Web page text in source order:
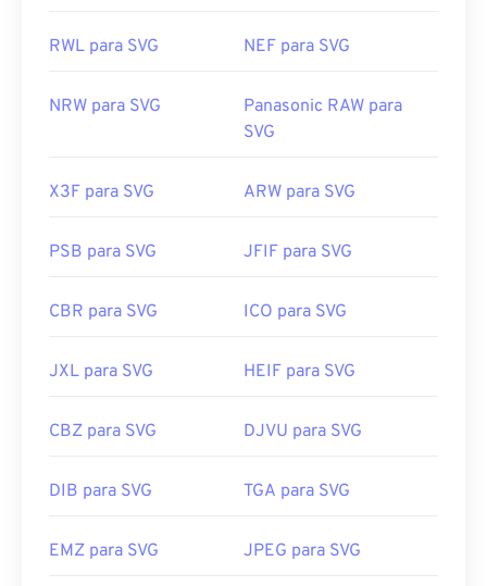
RWL para SVG NEF para SVG
NRW para SVG
Panasonic RAW para
SVG
X3F para SVG ARW para SVG
PSB para SVG JFIF para SVG
CBR para SVG ICO para SVG
JXL para SVG HEIF para SVG
CBZ para SVG DJVU para SVG
DIB para SVG TGA para SVG
EMZ para SVG JPEG para SVG